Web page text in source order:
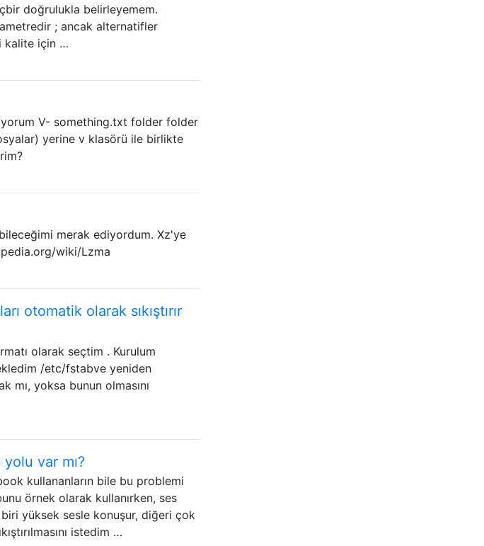
doğrulukla belirleyemem.
; ancak alternatifler
kalite için …
V- something.txt folder folder
yerine v klasörü ile birlikte
merak ediyordum. Xz'ye
wiki/Lzma
otomatik olarak sıkıştırır
olarak seçtim . Kurulum
/etc/fstabve yeniden
mı, yoksa bunun olmasını
var mı?
kullananların bile bu problemi
örnek olarak kullanırken, ses
yüksek sesle konuşur, diğeri çok
istedim …